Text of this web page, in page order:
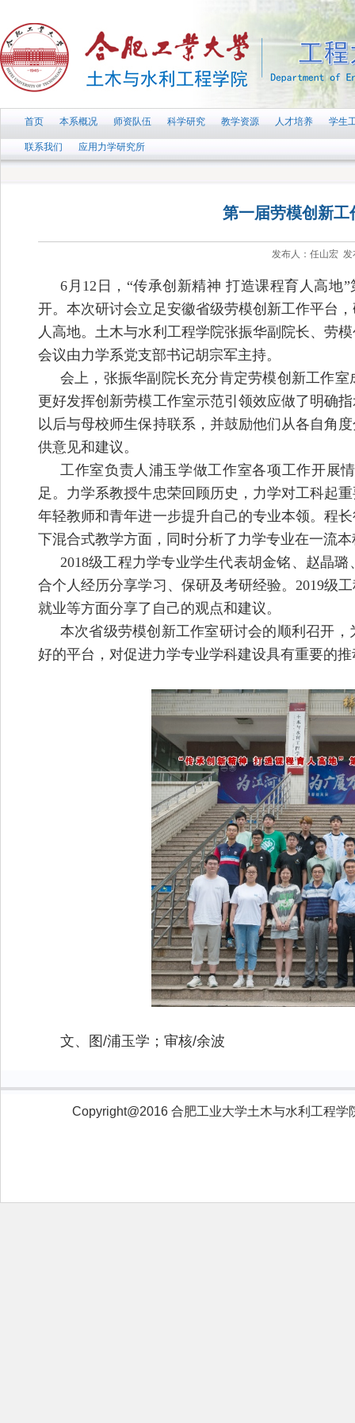
首页 本系概况 师资队伍 科学研究 教学资源 人才培养 学生
联系我们 应用力学研究所
第一届劳模创新
发布人：任山宏
6月 12 日，“传承创新精神 打造课程育人高地
开。本次研讨会立足安徽省级劳模创新工作平台
人高地。土木与水利工程学院张振华副院长、劳
会议由力学系党支部书记胡宗军主持。
会上，张振华副院长充分肯定劳模创新工作
更好发挥创新劳模工作室示范引领效应做了明确
以后与母校师生保持联系，并鼓励他们从各自角
供意见和建议。
工作室负责人浦玉学做工作室各项工作开展
足。力学系教授牛忠荣回顾历史，力学对工科起
年轻教师和青年进一步提升自己的专业本领。程
下混合式教学方面，同时分析了力学专业在一流
2018级工程力学专业学生代表胡金铭、赵晶
合个人经历分享学习、保研及考研经验。2019级
就业等方面分享了自己的观点和建议。
本次省级劳模创新工作室研讨会的顺利召开 ，
好的平台，对促进力学专业学科建设具有重要的
文、图/浦玉学；审核/余波
Copyright@2016 合肥工业大学土木与水利工程学